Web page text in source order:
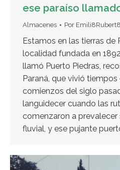
ese paraíso
Almacenes Por Emili8Rubert8
Estamos en las tierras de
localidad fundada en
llamó Puerto Piedras,
Paraná, que vivió
comienzos del siglo
languidecer cuando las
comenzaron a
fluvial, y ese pujante